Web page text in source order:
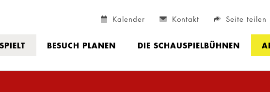
Kalender Kontakt Seite teilen
BESUCH PLANEN DIE SCHAUSPIELBÜHNEN